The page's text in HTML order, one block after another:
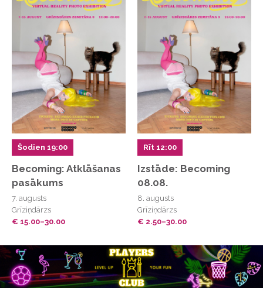
Šodien 19:00
Becoming: Atklāšanas
pasākums
7. augusts
Grīziņdārzs
€ 15.00–30.00
Rīt 12:00
Izstāde: Becoming
08.08.
8. augusts
Grīziņdārzs
€ 2.50–30.00